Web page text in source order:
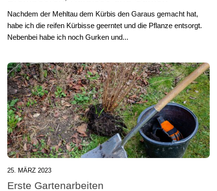
Nachdem der Mehltau dem Kürbis den Garaus gemacht hat,
habe ich die reifen Kürbisse geerntet und die Pflanze entsorgt.
Nebenbei habe ich noch Gurken und...
25. MÄRZ 2023
Erste Gartenarbeiten